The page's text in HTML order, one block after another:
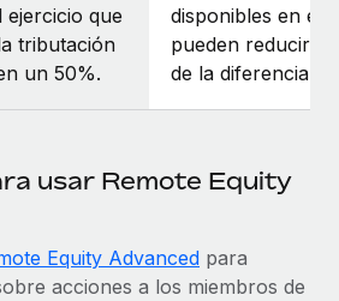
ejercicio que
tributación
un 50%.
disponibles en el
pueden reducir
de la diferencia
usar Remote Equity
Equity Advanced para
acciones a los miembros de